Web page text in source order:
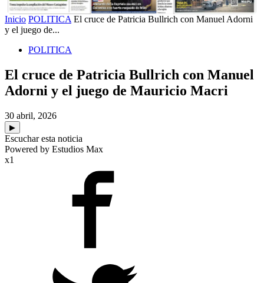
Inicio POLITICA El cruce de Patricia Bullrich con Manuel Adorni
y el juego de...
POLITICA
El cruce de Patricia Bullrich con Manuel
Adorni y el juego de Mauricio Macri
30 abril, 2026
▶
Escuchar esta noticia
Powered by Estudios Max
x1